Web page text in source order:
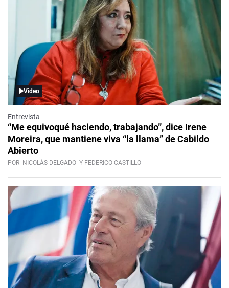
Video
Entrevista
“Me equivoqué haciendo, trabajando”, dice Irene
Moreira, que mantiene viva “la llama” de Cabildo
Abierto
POR NICOLÁS DELGADO Y FEDERICO CASTILLO